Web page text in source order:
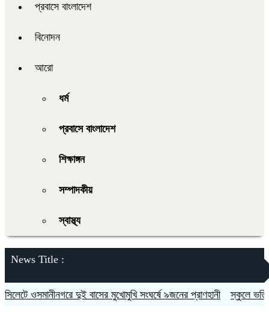
প্রবাসে বাংলাদেশ
বিনোদন
আরো
ধর্ম
প্রবাসে বাংলাদেশ
শিক্ষাঙ্গন
সম্পাদকীয়
স্বাস্থ্য
News Title :
ওসমানীনগরে দুই বাসের মুখোমুখি সংঘর্ষে ৯জনের প্রাণহানী স্কুলে ভর্তিতে